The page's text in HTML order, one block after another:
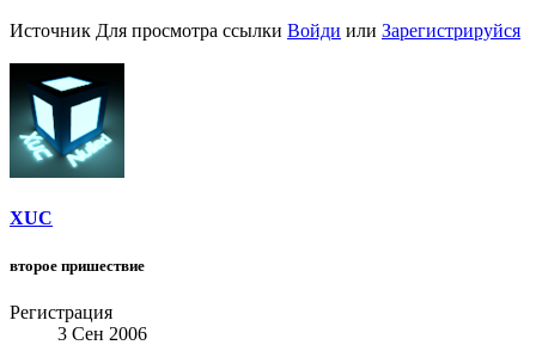
Источник Для просмотра ссылки Войди или Зарегистрируйся
XUC
второе пришествие
Регистрация
3 Сен 2006